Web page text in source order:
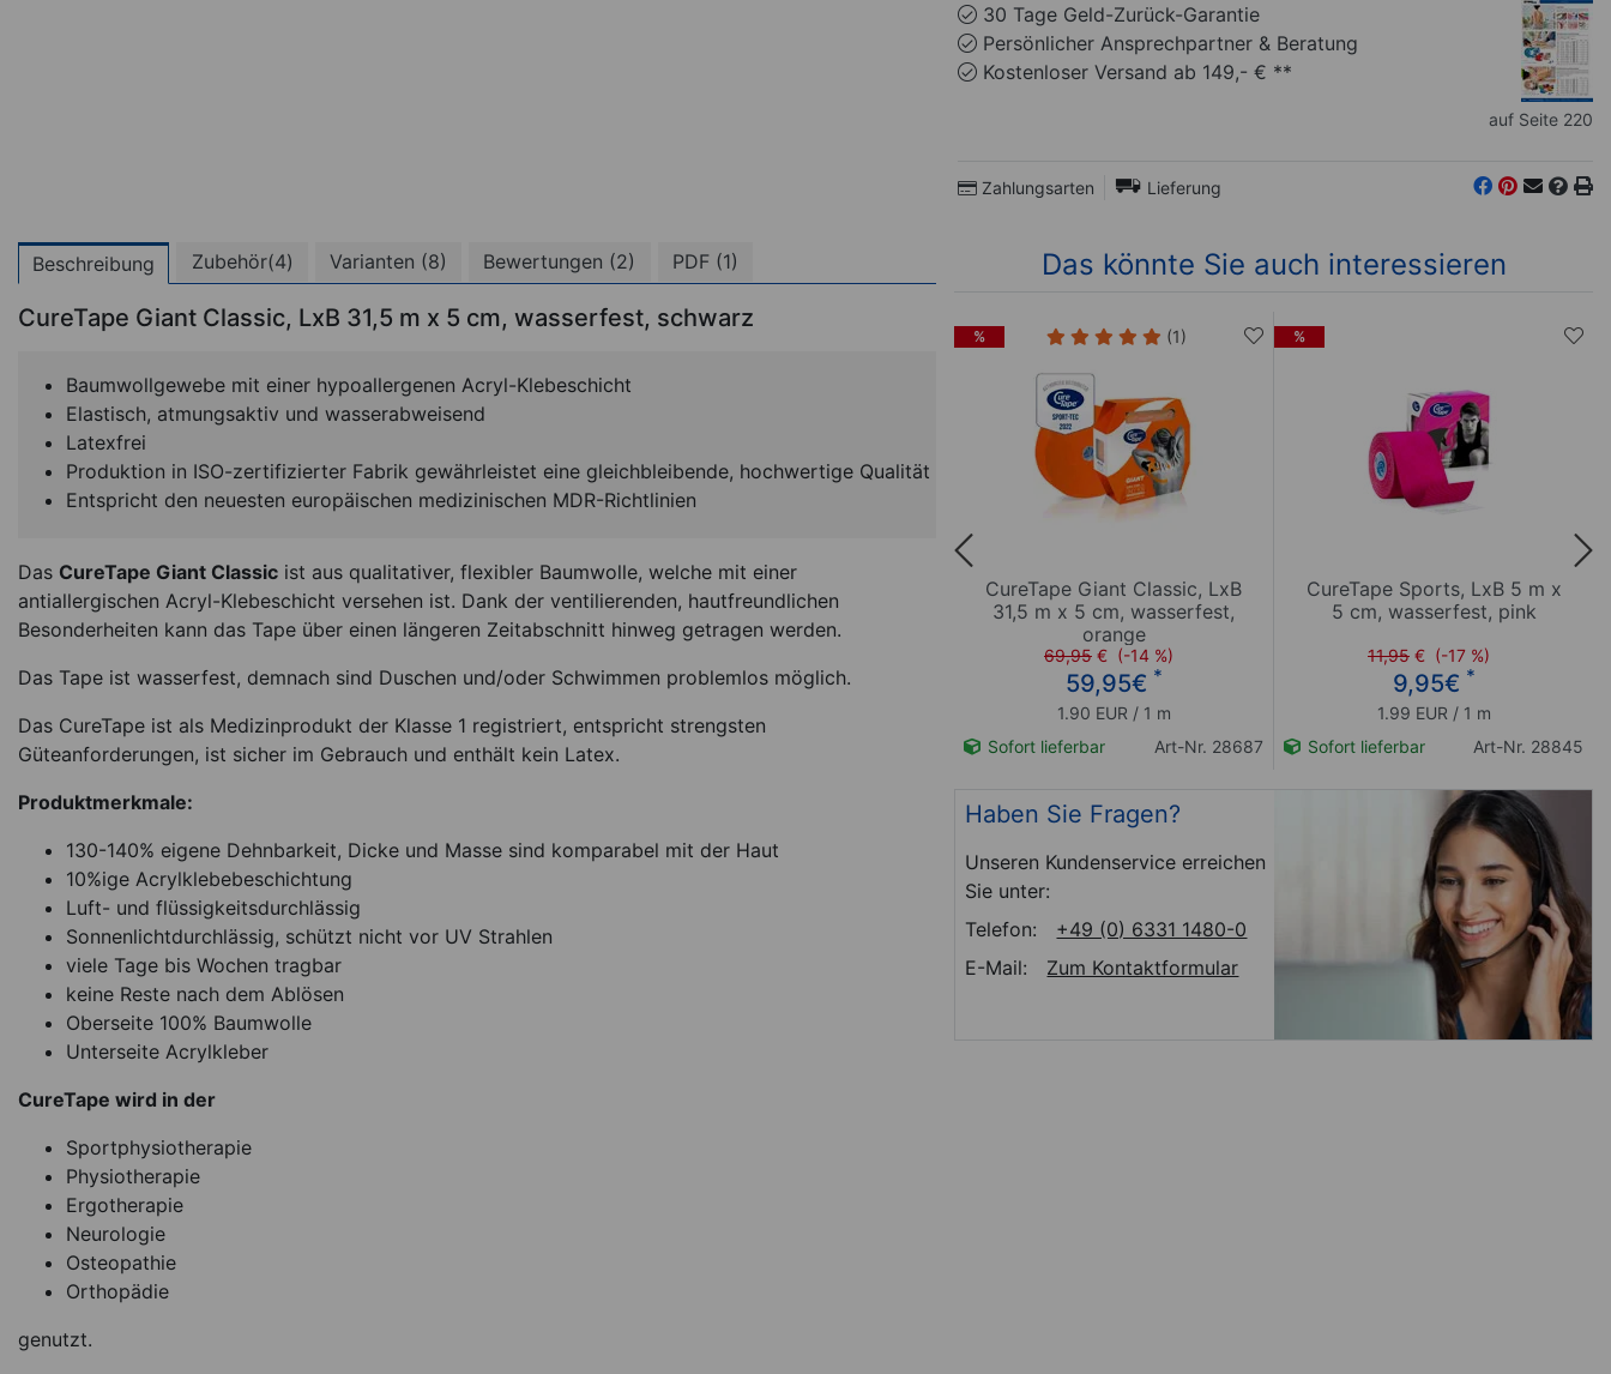
30 Tage Geld-Zurück-Garantie
Persönlicher Ansprechpartner & Beratung
Kostenloser Versand ab 149,- € **
auf Seite 220
Zahlungsarten Lieferung
Beschreibung Zubehör(4) Varianten (8) Bewertungen (2) PDF (1)
CureTape Giant Classic, LxB 31,5 m x 5 cm, wasserfest, schwarz
Baumwollgewebe mit einer hypoallergenen Acryl-Klebeschicht
Elastisch, atmungsaktiv und wasserabweisend
Latexfrei
Produktion in ISO-zertifizierter Fabrik gewährleistet eine gleichbleibende, hochwertige Qualität
Entspricht den neuesten europäischen medizinischen MDR-Richtlinien
Das CureTape Giant Classic ist aus qualitativer, flexibler Baumwolle, welche mit einer
antiallergischen Acryl-Klebeschicht versehen ist. Dank der ventilierenden, hautfreundlichen
Besonderheiten kann das Tape über einen längeren Zeitabschnitt hinweg getragen werden.
Das Tape ist wasserfest, demnach sind Duschen und/oder Schwimmen problemlos möglich.
Das CureTape ist als Medizinprodukt der Klasse 1 registriert, entspricht strengsten
Güteanforderungen, ist sicher im Gebrauch und enthält kein Latex.
Produktmerkmale:
130-140% eigene Dehnbarkeit, Dicke und Masse sind komparabel mit der Haut
10%ige Acrylklebebeschichtung
Luft- und flüssigkeitsdurchlässig
Sonnenlichtdurchlässig, schützt nicht vor UV Strahlen
viele Tage bis Wochen tragbar
keine Reste nach dem Ablösen
Oberseite 100% Baumwolle
Unterseite Acrylkleber
CureTape wird in der
Sportphysiotherapie
Physiotherapie
Ergotherapie
Neurologie
Osteopathie
Orthopädie
genutzt.
Das könnte Sie auch interessieren
CureTape Classic, LxB 5 m x
2,5 cm, 2 Rollen, wasserfest,
beige
11,95€ *
Sofort lieferbar
Art-Nr. 28644
CureTape Giant Sports, LxB
31,5m x 5cm, wasserfest,
orange
59,95€ *
% (1)
CureTape Giant Classic, LxB
31,5 m x 5 cm, wasserfest,
orange
69,95 € (-14 %)
59,95€ *
1.90 EUR / 1 m
Sofort lieferbar
Art-Nr. 28687
%
CureTape Sports, LxB 5 m x
5 cm, wasserfest, pink
11,95 € (-17 %)
9,95€ *
1.99 EUR / 1 m
Sofort lieferbar
Art-Nr. 28845
Haben Sie Fragen?
Unseren Kundenservice erreichen
Sie unter:
Telefon:
+49 (0) 6331 1480-0
E-Mail:
Zum Kontaktformular